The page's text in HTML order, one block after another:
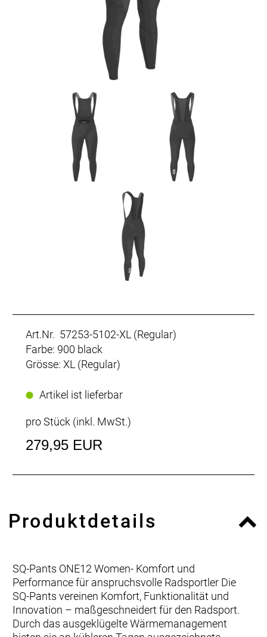
Art.Nr. 57253-5102-XL (Regular)
Farbe: 900 black
Grösse: XL (Regular)
Artikel ist lieferbar
pro Stück (inkl. MwSt.)
279,95 EUR
Produktdetails
SQ-Pants ONE12 Women- Komfort und
Performance für anspruchsvolle Radsportler Die
SQ-Pants vereinen Komfort, Funktionalität und
Innovation – maßgeschneidert für den Radsport.
Durch das ausgeklügelte Wärmemanagement